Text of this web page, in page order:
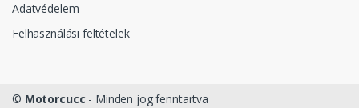
Adatvédelem
Felhasználási feltételek
© Motorcucc - Minden jog fenntartva